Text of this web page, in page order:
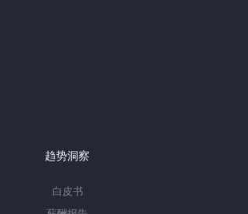
趋势洞察
白皮书